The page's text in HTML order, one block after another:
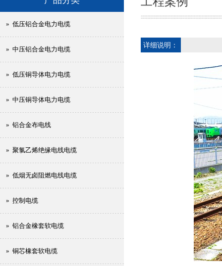
详细说明：
» 低压铝合金电力电缆
» 中压铝合金电力电缆
» 低压铜导体电力电缆
» 中压铜导体电力电缆
» 铝合金布电线
» 聚氯乙烯绝缘电线电缆
» 低烟无卤阻燃电线电缆
» 控制电缆
» 铝合金橡套软电缆
» 铜芯橡套软电缆